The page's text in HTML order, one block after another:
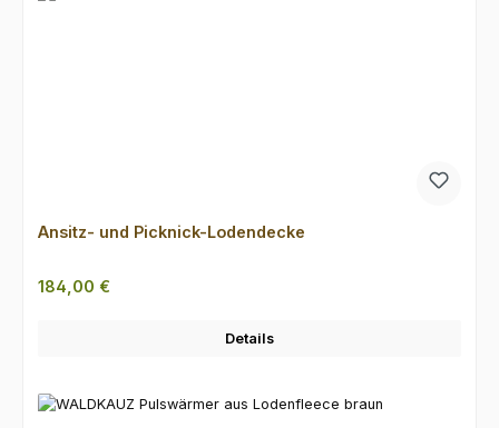
Ansitz- und Picknick-Lodendecke
Regulärer Preis:
184,00 €
Details